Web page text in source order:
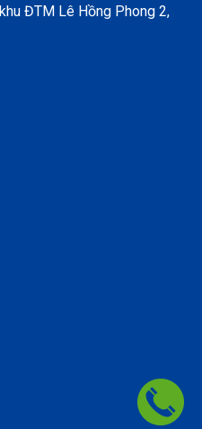
ĐTM Lê Hồng Phong 2,